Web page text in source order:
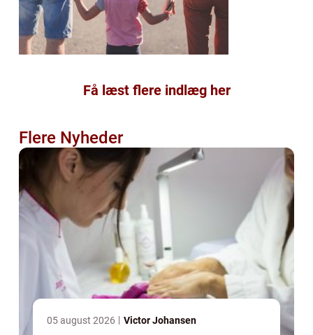
Få læst flere indlæg her
Flere Nyheder
05 august 2026 Victor Johansen